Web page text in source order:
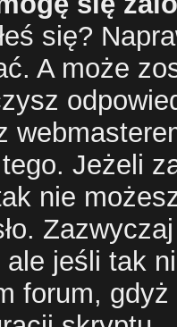
się?
A może
Jeżeli
nie
jeśli tak
forum,